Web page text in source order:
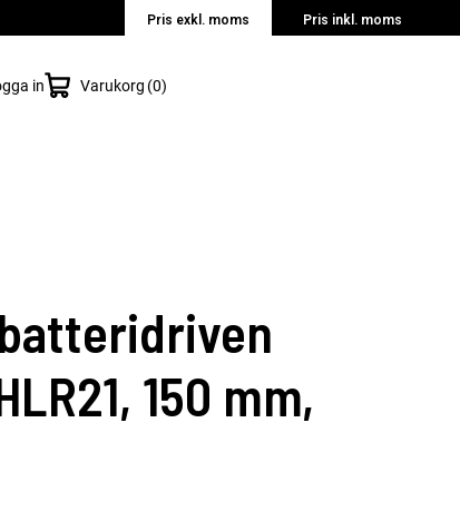
Pris exkl. moms Pris inkl. moms
in Varukorg 0
150 mm,